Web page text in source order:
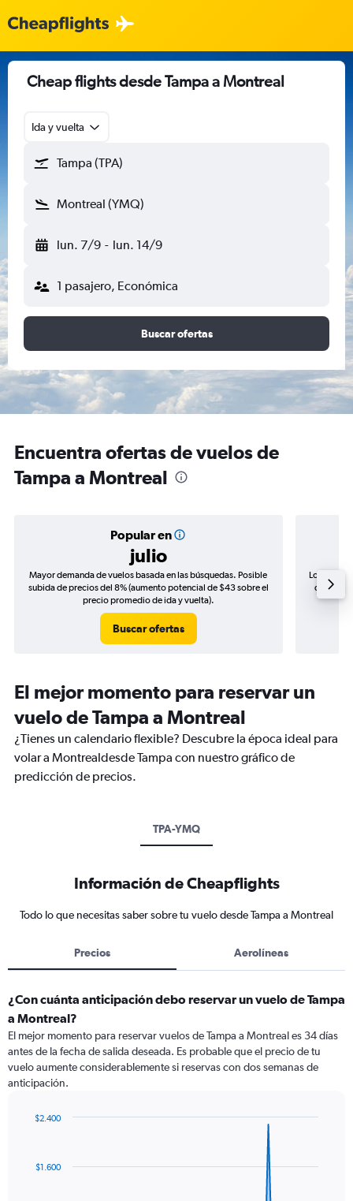
Cheap flights desde Tampa a Montreal
Ida y vuelta
Tampa (TPA)
Montreal (YMQ)
lun. 7/9 - lun. 14/9
1 pasajero, Económica
Buscar ofertas
Encuentra ofertas de vuelos de
Tampa a Montreal
Popular en
julio
Mayor demanda de vuelos basada en las búsquedas. Posible
subida de precios del 8% (aumento potencial de $43 sobre el
precio promedio de ida y vuelta).
Buscar ofertas
Los
de
El mejor momento para reservar un
vuelo de Tampa a Montreal
¿Tienes un calendario flexible? Descubre la época ideal para
volar a Montrealdesde Tampa con nuestro gráfico de
predicción de precios.
TPA-YMQ
Información de Cheapflights
Todo lo que necesitas saber sobre tu vuelo desde Tampa a Montreal
Precios Aerolíneas
¿Con cuánta anticipación debo reservar un vuelo de Tampa
a Montreal?
El mejor momento para reservar vuelos de Tampa a Montreal es 34 días
antes de la fecha de salida deseada. Es probable que el precio de tu
vuelo aumente considerablemente si reservas con dos semanas de
anticipación.
data
$1.600
$2.400